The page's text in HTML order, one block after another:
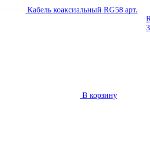
Кабель коаксиальный RG58 арт.
В корзину